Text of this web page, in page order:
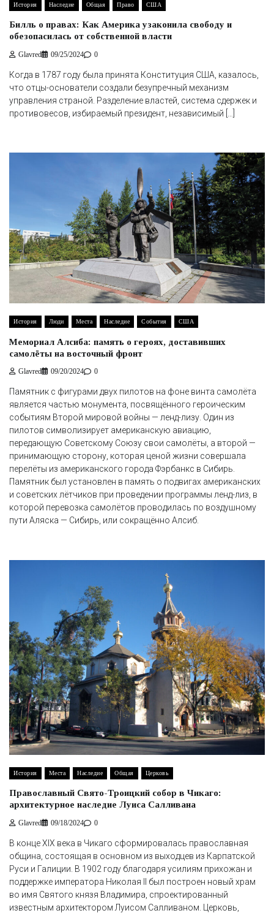
История Наследие Общая Право США
Билль о правах: Как Америка узаконила свободу и
обезопасилась от собственной власти
Glavred 09/25/2024 0
Когда в 1787 году была принята Конституция США, казалось,
что отцы-основатели создали безупречный механизм
управления страной. Разделение властей, система сдержек и
противовесов, избираемый президент, независимый […]
История Люди Места Наследие События США
Мемориал Алсиба: память о героях, доставивших
самолёты на восточный фронт
Glavred 09/20/2024 0
Памятник с фигурами двух пилотов на фоне винта самолёта
является частью монумента, посвящённого героическим
событиям Второй мировой войны — ленд-лизу. Один из
пилотов символизирует американскую авиацию,
передающую Советскому Союзу свои самолёты, а второй —
принимающую сторону, которая ценой жизни совершала
перелёты из американского города Фэрбанкс в Сибирь.
Памятник был установлен в память о подвигах американских
и советских лётчиков при проведении программы ленд-лиз, в
которой перевозка самолётов проводилась по воздушному
пути Аляска — Сибирь, или сокращённо Алсиб.
История Места Наследие Общая Церковь
Православный Свято-Троицкий собор в Чикаго:
архитектурное наследие Луиса Салливана
Glavred 09/18/2024 0
В конце XIX века в Чикаго сформировалась православная
община, состоящая в основном из выходцев из Карпатской
Руси и Галиции. В 1902 году благодаря усилиям прихожан и
поддержке императора Николая II был построен новый храм
во имя Святого князя Владимира, спроектированный
известным архитектором Луисом Салливаном. Церковь,